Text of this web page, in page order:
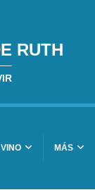
RUTH
VINO MÁS